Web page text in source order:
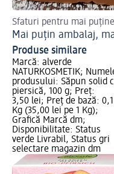
Sfaturi pentru mai
Mai puțin ambalaj,
Produse similare
Marcă: alverde
NATURKOSMETIK;
produsului: Săpun solid
piersică, 100 g; Preț:
3,50 lei; Preț de bază: 0,1
Kg (35,00 lei pe 1 Kg);
Grafică Marcă dm;
Disponibilitate: Status
verde Livrabil, Status gri
selectare magazin dm